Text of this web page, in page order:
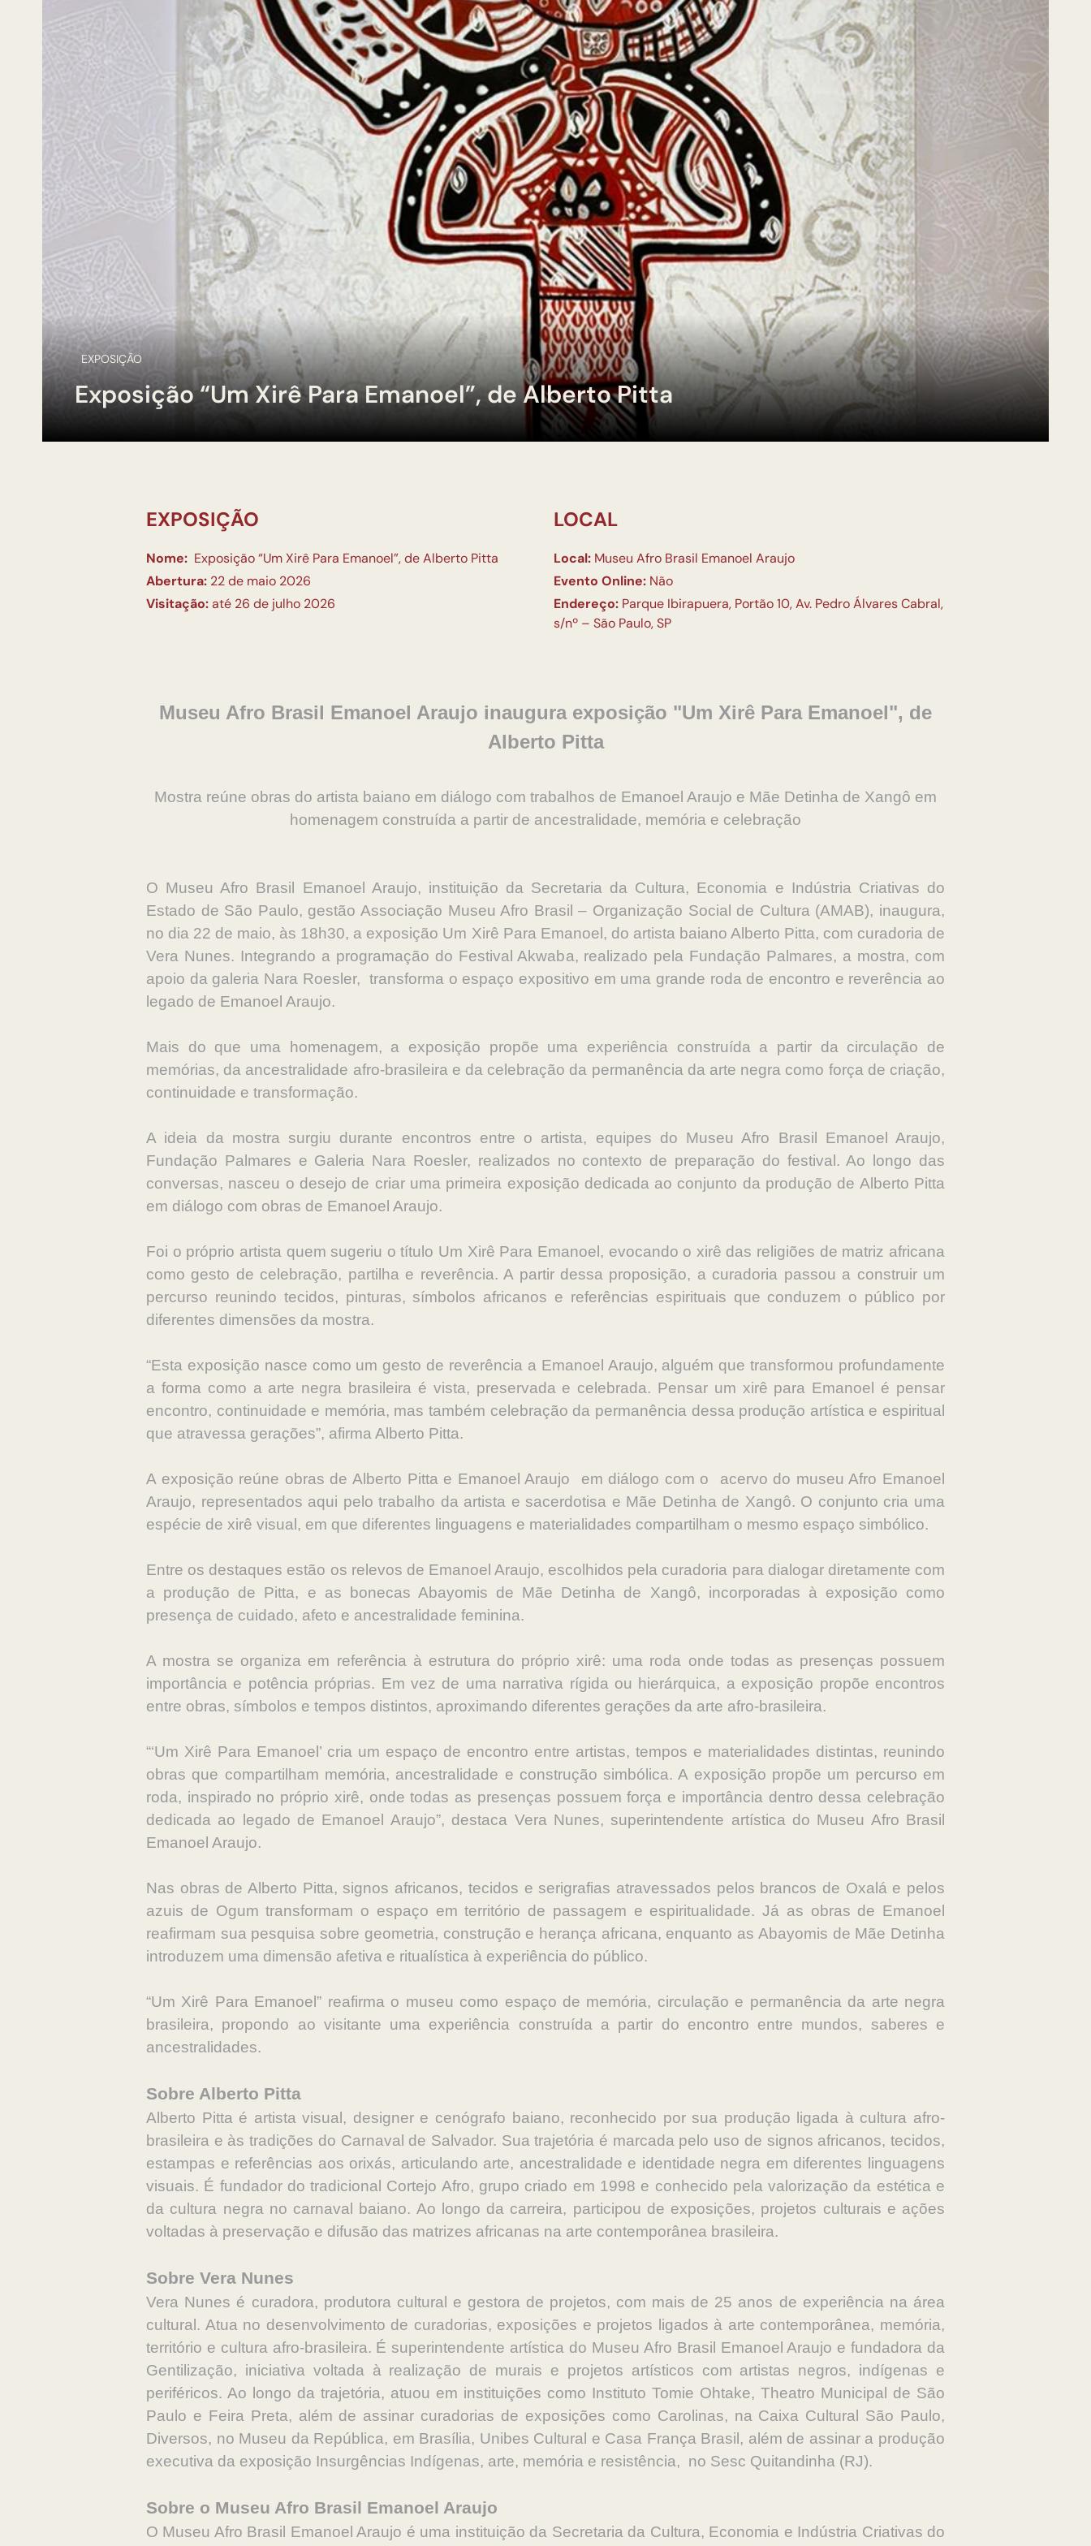
EXPOSIÇÃO
Exposição “Um Xirê Para Emanoel”, de Alberto Pitta
EXPOSIÇÃO
Nome: Exposição “Um Xirê Para Emanoel”, de Alberto Pitta
Abertura: 22 de maio 2026
Visitação:até 26 de julho 2026
LOCAL
Local: Museu Afro Brasil Emanoel Araujo
Evento Online: Não
Endereço: Parque Ibirapuera, Portão 10, Av. Pedro Álvares Cabral,
s/nº – São Paulo, SP
Museu Afro Brasil Emanoel Araujo inaugura exposição "Um Xirê Para Emanoel", de
Alberto Pitta
Mostra reúne obras do artista baiano em diálogo com trabalhos de Emanoel Araujo e Mãe Detinha de Xangô em
homenagem construída a partir de ancestralidade, memória e celebração
O Museu Afro Brasil Emanoel Araujo, instituição da Secretaria da Cultura, Economia e Indústria Criativas do
Estado de São Paulo, gestão Associação Museu Afro Brasil – Organização Social de Cultura (AMAB), inaugura,
no dia 22 de maio, às 18h30, a exposição Um Xirê Para Emanoel, do artista baiano Alberto Pitta, com curadoria de
Vera Nunes. Integrando a programação do Festival Akwaba, realizado pela Fundação Palmares, a mostra, com
apoio da galeria Nara Roesler, transforma o espaço expositivo em uma grande roda de encontro e reverência ao
legado de Emanoel Araujo.
Mais do que uma homenagem, a exposição propõe uma experiência construída a partir da circulação de
memórias, da ancestralidade afro-brasileira e da celebração da permanência da arte negra como força de criação,
continuidade e transformação.
A ideia da mostra surgiu durante encontros entre o artista, equipes do Museu Afro Brasil Emanoel Araujo,
Fundação Palmares e Galeria Nara Roesler, realizados no contexto de preparação do festival. Ao longo das
conversas, nasceu o desejo de criar uma primeira exposição dedicada ao conjunto da produção de Alberto Pitta
em diálogo com obras de Emanoel Araujo.
Foi o próprio artista quem sugeriu o título Um Xirê Para Emanoel, evocando o xirê das religiões de matriz africana
como gesto de celebração, partilha e reverência. A partir dessa proposição, a curadoria passou a construir um
percurso reunindo tecidos, pinturas, símbolos africanos e referências espirituais que conduzem o público por
diferentes dimensões da mostra.
“Esta exposição nasce como um gesto de reverência a Emanoel Araujo, alguém que transformou profundamente
a forma como a arte negra brasileira é vista, preservada e celebrada. Pensar um xirê para Emanoel é pensar
encontro, continuidade e memória, mas também celebração da permanência dessa produção artística e espiritual
que atravessa gerações”, afirma Alberto Pitta.
A exposição reúne obras de Alberto Pitta e Emanoel Araujo em diálogo com o acervo do museu Afro Emanoel
Araujo, representados aqui pelo trabalho da artista e sacerdotisa e Mãe Detinha de Xangô. O conjunto cria uma
espécie de xirê visual, em que diferentes linguagens e materialidades compartilham o mesmo espaço simbólico.
Entre os destaques estão os relevos de Emanoel Araujo, escolhidos pela curadoria para dialogar diretamente com
a produção de Pitta, e as bonecas Abayomis de Mãe Detinha de Xangô, incorporadas à exposição como
presença de cuidado, afeto e ancestralidade feminina.
A mostra se organiza em referência à estrutura do próprio xirê: uma roda onde todas as presenças possuem
importância e potência próprias. Em vez de uma narrativa rígida ou hierárquica, a exposição propõe encontros
entre obras, símbolos e tempos distintos, aproximando diferentes gerações da arte afro-brasileira.
“‘Um Xirê Para Emanoel’ cria um espaço de encontro entre artistas, tempos e materialidades distintas, reunindo
obras que compartilham memória, ancestralidade e construção simbólica. A exposição propõe um percurso em
roda, inspirado no próprio xirê, onde todas as presenças possuem força e importância dentro dessa celebração
dedicada ao legado de Emanoel Araujo”, destaca Vera Nunes, superintendente artística do Museu Afro Brasil
Emanoel Araujo.
Nas obras de Alberto Pitta, signos africanos, tecidos e serigrafias atravessados pelos brancos de Oxalá e pelos
azuis de Ogum transformam o espaço em território de passagem e espiritualidade. Já as obras de Emanoel
reafirmam sua pesquisa sobre geometria, construção e herança africana, enquanto as Abayomis de Mãe Detinha
introduzem uma dimensão afetiva e ritualística à experiência do público.
“Um Xirê Para Emanoel” reafirma o museu como espaço de memória, circulação e permanência da arte negra
brasileira, propondo ao visitante uma experiência construída a partir do encontro entre mundos, saberes e
ancestralidades.
Sobre Alberto Pitta
Alberto Pitta é artista visual, designer e cenógrafo baiano, reconhecido por sua produção ligada à cultura afro-
brasileira e às tradições do Carnaval de Salvador. Sua trajetória é marcada pelo uso de signos africanos, tecidos,
estampas e referências aos orixás, articulando arte, ancestralidade e identidade negra em diferentes linguagens
visuais. É fundador do tradicional Cortejo Afro, grupo criado em 1998 e conhecido pela valorização da estética e
da cultura negra no carnaval baiano. Ao longo da carreira, participou de exposições, projetos culturais e ações
voltadas à preservação e difusão das matrizes africanas na arte contemporânea brasileira.
Sobre Vera Nunes
Vera Nunes é curadora, produtora cultural e gestora de projetos, com mais de 25 anos de experiência na área
cultural. Atua no desenvolvimento de curadorias, exposições e projetos ligados à arte contemporânea, memória,
território e cultura afro-brasileira. É superintendente artística do Museu Afro Brasil Emanoel Araujo e fundadora da
Gentilização, iniciativa voltada à realização de murais e projetos artísticos com artistas negros, indígenas e
periféricos. Ao longo da trajetória, atuou em instituições como Instituto Tomie Ohtake, Theatro Municipal de São
Paulo e Feira Preta, além de assinar curadorias de exposições como Carolinas, na Caixa Cultural São Paulo,
Diversos, no Museu da República, em Brasília, Unibes Cultural e Casa França Brasil, além de assinar a produção
executiva da exposição Insurgências Indígenas, arte, memória e resistência, no Sesc Quitandinha (RJ).
Sobre o Museu Afro Brasil Emanoel Araujo
O Museu Afro Brasil Emanoel Araujo é uma instituição da Secretaria da Cultura, Economia e Indústria Criativas do